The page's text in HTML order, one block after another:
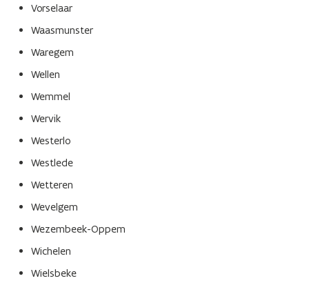
Vorselaar
Waasmunster
Waregem
Wellen
Wemmel
Wervik
Westerlo
Westlede
Wetteren
Wevelgem
Wezembeek-Oppem
Wichelen
Wielsbeke